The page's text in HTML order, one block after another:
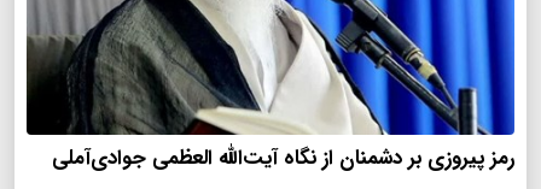
رمز پیروزی بر دشمنان از نگاه آیت‌الله العظمی جوادی‌آملی